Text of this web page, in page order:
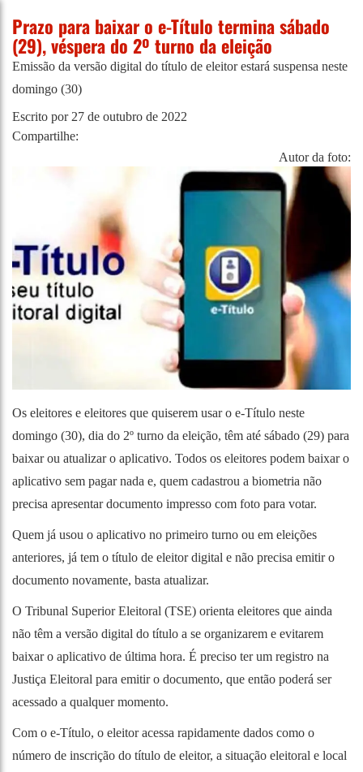
Prazo para baixar o e-Título termina sábado
(29), véspera do 2º turno da eleição
Emissão da versão digital do título de eleitor estará suspensa neste
domingo (30)
Escrito por 27 de outubro de 2022
Compartilhe:
Autor da foto:
Os eleitores e eleitores que quiserem usar o e-Título neste
domingo (30), dia do 2º turno da eleição, têm até sábado (29) para
baixar ou atualizar o aplicativo. Todos os eleitores podem baixar o
aplicativo sem pagar nada e, quem cadastrou a biometria não
precisa apresentar documento impresso com foto para votar.
Quem já usou o aplicativo no primeiro turno ou em eleições
anteriores, já tem o título de eleitor digital e não precisa emitir o
documento novamente, basta atualizar.
O Tribunal Superior Eleitoral (TSE) orienta eleitores que ainda
não têm a versão digital do título a se organizarem e evitarem
baixar o aplicativo de última hora. É preciso ter um registro na
Justiça Eleitoral para emitir o documento, que então poderá ser
acessado a qualquer momento.
Com o e-Título, o eleitor acessa rapidamente dados como o
número de inscrição do título de eleitor, a situação eleitoral e local